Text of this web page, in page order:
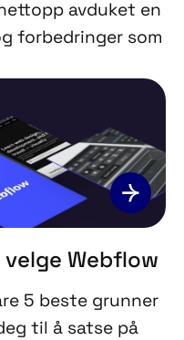
avduket en
forbedringer som
Webflow
5 beste grunner
til å satse på